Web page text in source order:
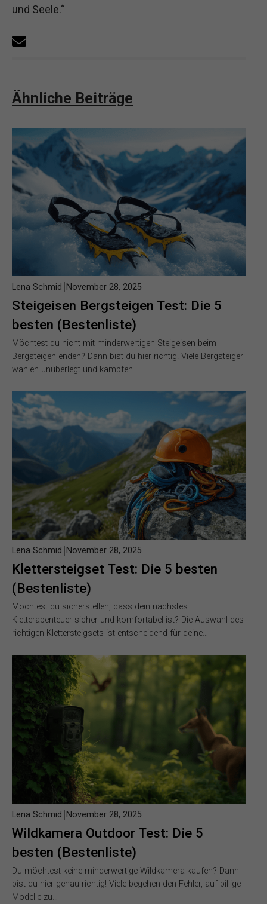
und Seele.“
Ähnliche Beiträge
Steigeisen Bergsteigen Test: Die 5
besten (Bestenliste)
Lena Schmid November 28, 2025
Möchtest du nicht mit minderwertigen Steigeisen beim
Bergsteigen enden? Dann bist du hier richtig! Viele Bergsteiger
wählen unüberlegt und kämpfen…
Klettersteigset Test: Die 5 besten
(Bestenliste)
Lena Schmid November 28, 2025
Möchtest du sicherstellen, dass dein nächstes
Kletterabenteuer sicher und komfortabel ist? Die Auswahl des
richtigen Klettersteigsets ist entscheidend für deine…
Wildkamera Outdoor Test: Die 5
besten (Bestenliste)
Lena Schmid November 28, 2025
Du möchtest keine minderwertige Wildkamera kaufen? Dann
bist du hier genau richtig! Viele begehen den Fehler, auf billige
Modelle zu…